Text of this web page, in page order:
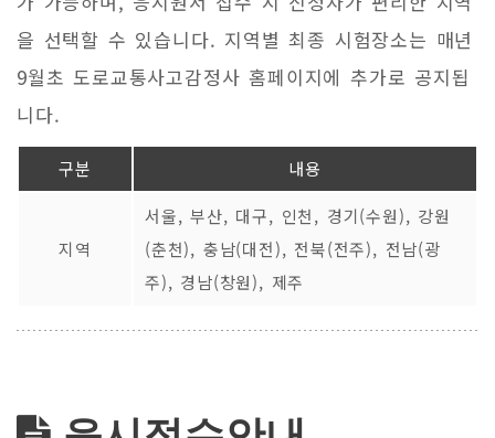
을 선택할 수 있습니다. 지역별 최종 시험장소는 매년
9월초 도로교통사고감정사 홈페이지에 추가로 공지됩
니다.
구분 내용
지역
서울, 부산, 대구, 인천, 경기(수원), 강원
(춘천), 충남(대전), 전북(전주), 전남(광
주), 경남(창원), 제주